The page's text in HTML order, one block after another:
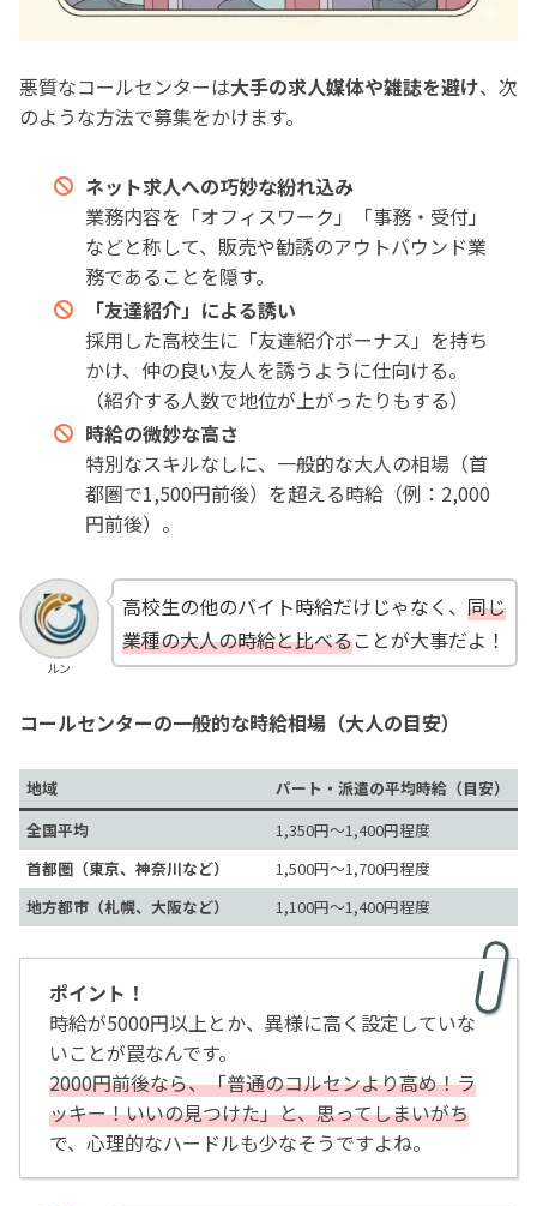
悪質なコールセンターは大手の求人媒体や雑誌を避け、次
のような方法で募集をかけます。
ネット求人への巧妙な紛れ込み
業務内容を「オフィスワーク」「事務・受付」
などと称して、販売や勧誘のアウトバウンド業
務であることを隠す。
「友達紹介」による誘い
採用した高校生に「友達紹介ボーナス」を持ち
かけ、仲の良い友人を誘うように仕向ける。
（紹介する人数で地位が上がったりもする）
時給の微妙な高さ
特別なスキルなしに、一般的な大人の相場（首
都圏で1,500円前後）を超える時給（例：2,000
円前後）。
ルン
高校生の他のバイト時給だけじゃなく、 同じ
業種の大人の時給と比べることが大事だよ！
コールセンターの一般的な時給相場（大人の目安）
地域
パート・派遣の平均時給（目安）
全国平均
1,350円〜1,400円程度
首都圏（東京、神奈川など）
1,500円〜1,700円程度
地方都市（札幌、大阪など）
1,100円〜1,400円程度
ポイント！
時給が5000円以上とか、異様に高く設定していな
いことが罠なんです。
2000円前後なら、「普通のコルセンより高め！ラ
ッキー！いいの見つけた」と、思ってしまいがち
で、心理的なハードルも少なそうですよね。